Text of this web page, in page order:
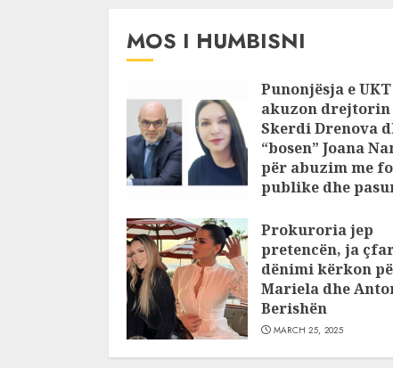
MOS I HUMBISNI
Punonjësja e UKT
akuzon drejtorin
Skerdi Drenova
“bosen” Joana
për abuzim me
publike dhe
JULY 24, 2025
Prokuroria jep
pretencën, ja
dënimi kërkon
Mariela dhe
Berishën
MARCH 25, 2025